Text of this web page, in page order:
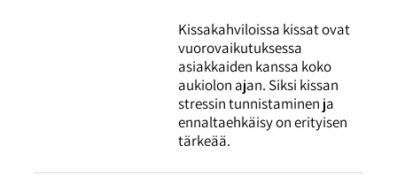
Kissakahviloissa kissat ovat
vuorovaikutuksessa
asiakkaiden kanssa koko
aukiolon ajan. Siksi kissan
stressin tunnistaminen ja
ennaltaehkäisy on erityisen
tärkeää.